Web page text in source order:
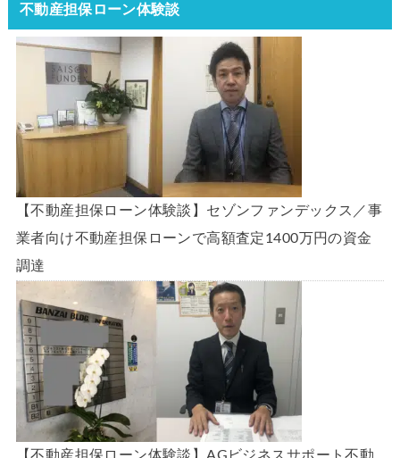
不動産担保ローン体験談
【不動産担保ローン体験談】セゾンファンデックス／事
業者向け不動産担保ローンで高額査定1400万円の資金
調達